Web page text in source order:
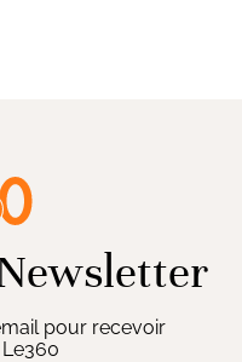
pour recevoir